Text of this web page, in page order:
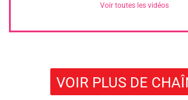
Voir toutes les vidéos
VOIR PLUS DE